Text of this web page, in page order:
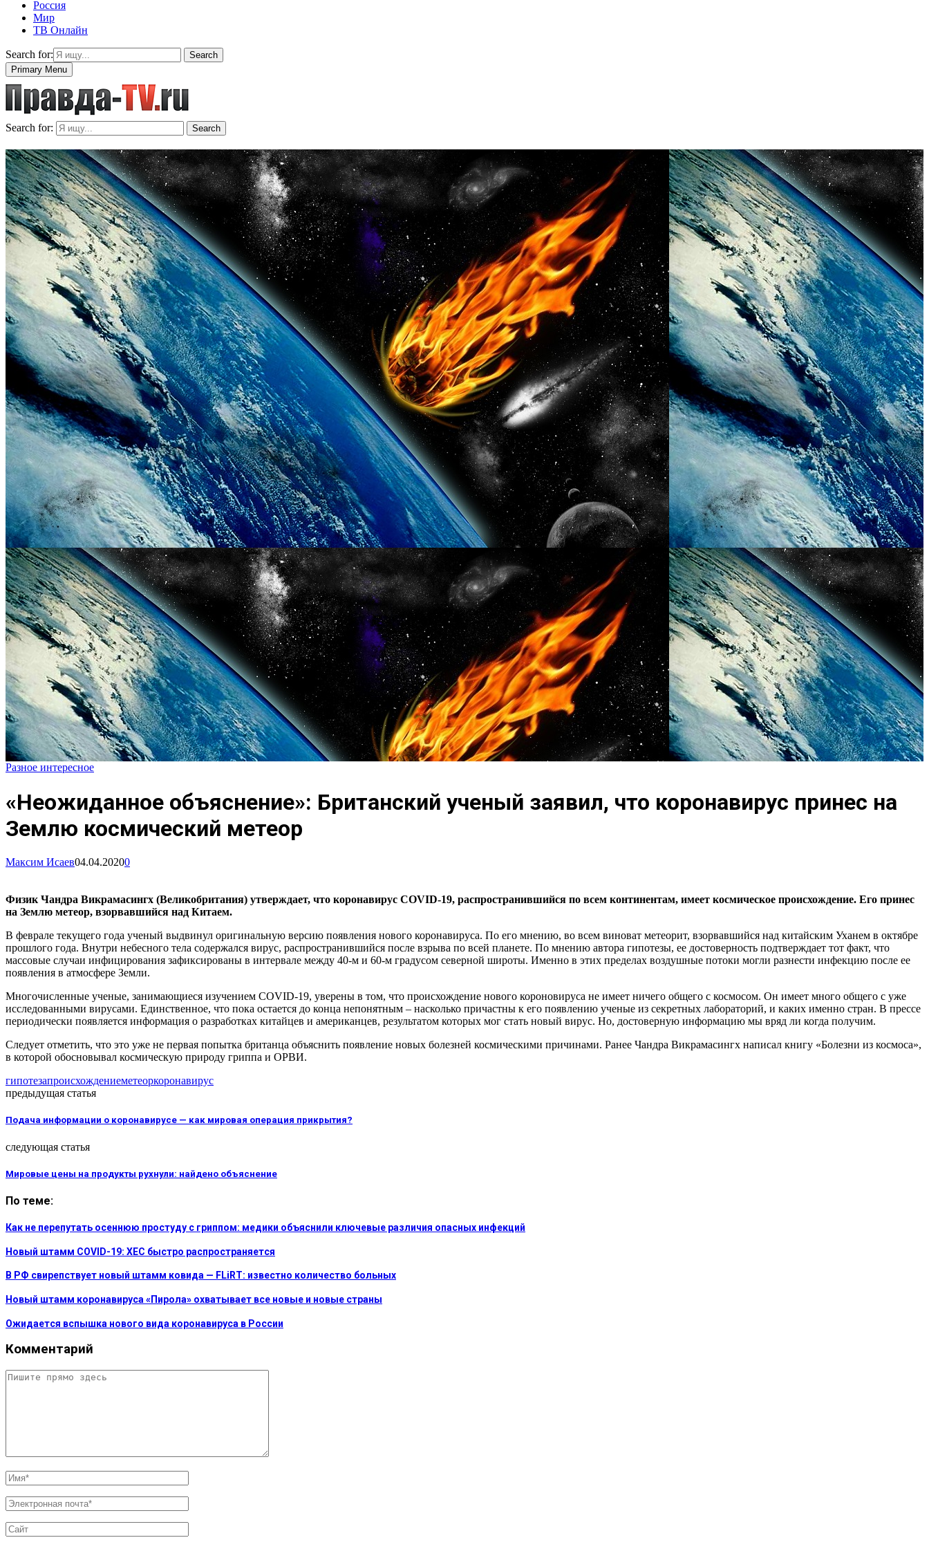
Россия
Мир
ТВ Онлайн
Search for:
Search
Primary Menu
Search for: Search
Разное интересное
«Неожиданное объяснение»: Британский ученый заявил, что коронавирус принес на
Землю космический метеор
Максим Исаев04.04.20200
Физик Чандра Викрамасингх (Великобритания) утверждает, что коронавирус COVID-19, распространившийся по всем континентам, имеет космическое происхождение. Его принес
на Землю метеор, взорвавшийся над Китаем.
В феврале текущего года ученый выдвинул оригинальную версию появления нового коронавируса. По его мнению, во всем виноват метеорит, взорвавшийся над китайским Уханем в октябре
прошлого года. Внутри небесного тела содержался вирус, распространившийся после взрыва по всей планете. По мнению автора гипотезы, ее достоверность подтверждает тот факт, что
массовые случаи инфицирования зафиксированы в интервале между 40-м и 60-м градусом северной широты. Именно в этих пределах воздушные потоки могли разнести инфекцию после ее
появления в атмосфере Земли.
Многочисленные ученые, занимающиеся изучением COVID-19, уверены в том, что происхождение нового короновируса не имеет ничего общего с космосом. Он имеет много общего с уже
исследованными вирусами. Единственное, что пока остается до конца непонятным – насколько причастны к его появлению ученые из секретных лабораторий, и каких именно стран. В прессе
периодически появляется информация о разработках китайцев и американцев, результатом которых мог стать новый вирус. Но, достоверную информацию мы вряд ли когда получим.
Следует отметить, что это уже не первая попытка британца объяснить появление новых болезней космическими причинами. Ранее Чандра Викрамасингх написал книгу «Болезни из космоса»,
в которой обосновывал космическую природу гриппа и ОРВИ.
гипотезапроисхождениеметеоркоронавирус
предыдущая статья
Подача информации о коронавирусе — как мировая операция прикрытия?
следующая статья
Мировые цены на продукты рухнули: найдено объяснение
По теме:
Как не перепутать осеннюю простуду с гриппом: медики объяснили ключевые различия опасных инфекций
Новый штамм COVID-19: XEC быстро распространяется
В РФ свирепствует новый штамм ковида — FLiRT: известно количество больных
Новый штамм коронавируса «Пирола» охватывает все новые и новые страны
Ожидается вспышка нового вида коронавируса в России
Комментарий